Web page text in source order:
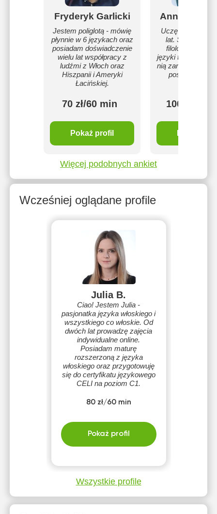
Fryderyk Garlicki
Jestem poliglotą - mówię
płynnie w 6 językach oraz
posiadam doświadczenie
wielu lat współpracy z
ludźmi z Włoch oraz
Hiszpanii i Ameryki
Łacińskiej.
70 zł/60 min
Pokaż profil
Anna
Uczę języków
lat.
filologie, ale
języki to moja
nią zarażać i
postępów
100 zł/60
Więcej podobnych ankiet
Wcześniej oglądane profile
Julia B.
Ciao! Jestem Julia -
pasjonatka języka włoskiego i
wszystkiego co włoskie. Od
dwóch lat prowadzę zajęcia
indywidualne online.
Posiadam maturę
rozszerzoną z języka
włoskiego oraz przygotowuję
się do certyfikatu językowego
CELI na poziom C1.
80 zł/60 min
Pokaż profil
Wszystkie profile